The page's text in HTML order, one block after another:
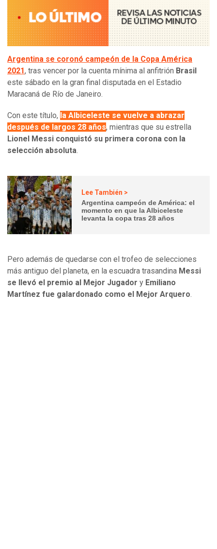
Argentina se coronó campeón de la Copa América
2021, tras vencer por la cuenta mínima al anfitrión Brasil
este sábado en la gran final disputada en el Estadio
Maracaná de Río de Janeiro.
Con este título, la Albiceleste se vuelve a abrazar
después de largos 28 años, mientras que su estrella
Lionel Messi conquistó su primera corona con la
selección absoluta.
Lee También >
Argentina campeón de América: el
momento en que la Albiceleste
levanta la copa tras 28 años
Pero además de quedarse con el trofeo de selecciones
más antiguo del planeta, en la escuadra trasandina Messi
se llevó el premio al Mejor Jugador y Emiliano
Martínez fue galardonado como el Mejor Arquero.